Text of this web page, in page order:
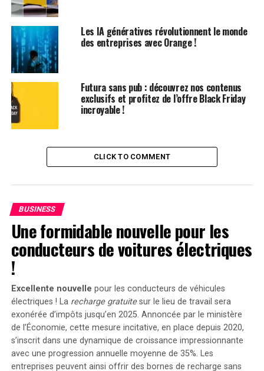
Valeur du Service et Précautions
Un abonnement standard à Perplexity pro coûte
habituellement 20 dollars par mois. Cependant, grâce au
partenariat avec Comcast Xfinity, cette offre est
entièrement gratuite pendant un an. Néanmoins, il est
conseillé d’aborder les réponses fournies par l’IA avec
prudence. La société Condé Nast a accusé Perplexity de
conformité des actions du service avec ses conditions
générales.
représentatives du service lui-même, elles soulèvent des
questions quant à la fiabilité des informations fournies
par l’outil.
Clarification Importante
Mise à jour : Le 30 août 2023 – Une version antérieure
contenait une formulation inexacte laissant entendre
qu’Amazon avait également accusé Perplexity de
plagiat. Il convient donc de préciser qu’Amazon a
seulement enquêté sur des allégations formulées par
Wired, publication appartenant à Condé Nast.
Les IA génératives révolutionnent le monde
des entreprises avec Orange !
Futura sans pub : découvrez nos contenus
exclusifs et profitez de l’offre Black Friday
incroyable !
CLICK TO COMMENT
BUSINESS
Une formidable nouvelle pour les
conducteurs de voitures électriques
!
Excellente nouvelle pour les conducteurs de véhicules
électriques ! La recharge gratuitesur le lieu de travail sera
exonérée d’impôts jusqu’en 2025. Annoncée par le ministère
de l’Économie, cette mesure incitative, en place depuis 2020,
s’inscrit dans une dynamique de croissance impressionnante
avec une progression annuelle moyenne de 35%. Les
entreprises peuvent ainsi offrir des bornes de recharge sans